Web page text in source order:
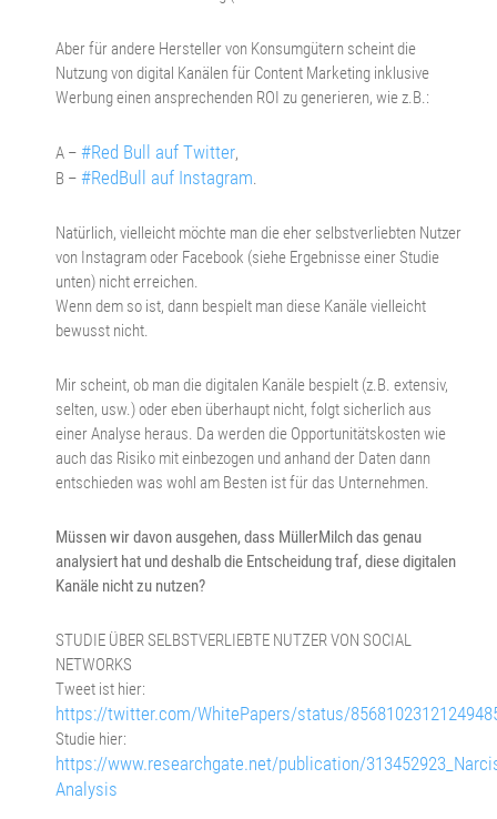
Aber für andere Hersteller von Konsumgütern scheint die
Nutzung von digital Kanälen für Content Marketing inklusive
Werbung einen ansprechenden ROI zu generieren, wie z.B.:
A – #Red Bull auf Twitter,
B – #RedBull auf Instagram.
Natürlich, vielleicht möchte man die eher selbstverliebten Nutzer
von Instagram oder Facebook (siehe Ergebnisse einer Studie
unten) nicht erreichen.
Wenn dem so ist, dann bespielt man diese Kanäle vielleicht
bewusst nicht.
Mir scheint, ob man die digitalen Kanäle bespielt (z.B. extensiv,
selten, usw.) oder eben überhaupt nicht, folgt sicherlich aus
einer Analyse heraus. Da werden die Opportunitätskosten wie
auch das Risiko mit einbezogen und anhand der Daten dann
entschieden was wohl am Besten ist für das Unternehmen.
Müssen wir davon ausgehen, dass MüllerMilch das genau
analysiert hat und deshalb die Entscheidung traf, diese digitalen
Kanäle nicht zu nutzen?
STUDIE ÜBER SELBSTVERLIEBTE NUTZER VON SOCIAL
NETWORKS
Tweet ist hier:
https://twitter.com/WhitePapers/status/
Studie hier:
https://www.researchgate.net/publication/
Analysis